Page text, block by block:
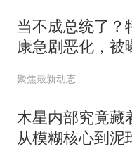
当不成总统了？
康急剧恶化，被
聚焦最新动态
木星内部究竟藏
从模糊核心到泥